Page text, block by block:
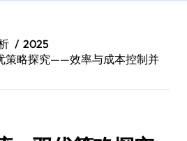
2025
策略探究——效率与成本控制并